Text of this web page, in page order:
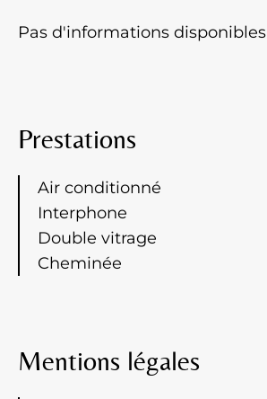
Pas d'informations disponibles
Prestations
Air conditionné
Interphone
Double vitrage
Cheminée
Mentions légales